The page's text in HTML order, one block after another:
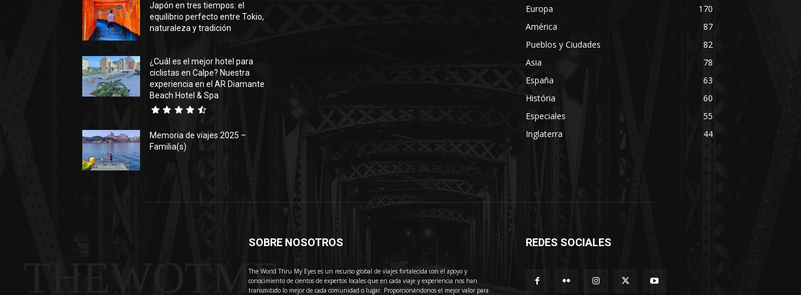
Japón en tres tiempos: el
equilibrio perfecto entre Tokio,
naturaleza y tradición
¿Cuál es el mejor hotel para
ciclistas en Calpe? Nuestra
experiencia en el AR Diamante
Beach Hotel & Spa
Memoria de viajes 2025 –
Familia(s)
Europa
170
América
87
Pueblos y Ciudades
82
Asia
78
España
63
História
60
Especiales
55
Inglaterra
44
THEWOTME
SOBRE NOSOTROS
The World Thru My Eyes es un recurso global de viajes fortalecida con el apoyo y
conocimiento de cientos de expertos locales que en cada viaje y experiencia nos han
transmitido lo mejor de cada comunidad o lugar. Proporcionándonos el mejor valor para
REDES SOCIALES